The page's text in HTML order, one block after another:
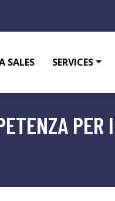
SALES SERVICES
PER